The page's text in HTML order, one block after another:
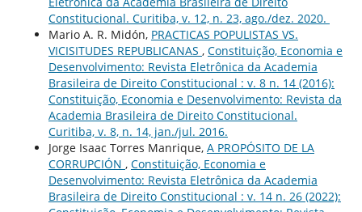
Constitucional. Curitiba, v. 12, n. 23, ago./dez. 2020.
Mario A. R. Midón, PRACTICAS POPULISTAS VS.
VICISITUDES REPUBLICANAS , Constituição, Economia e
Desenvolvimento: Revista Eletrônica da Academia
Brasileira de Direito Constitucional : v. 8 n. 14 (2016):
Constituição, Economia e Desenvolvimento: Revista da
Academia Brasileira de Direito Constitucional.
Curitiba, v. 8, n. 14, jan./jul. 2016.
Jorge Isaac Torres Manrique, A PROPÓSITO DE LA
CORRUPCIÓN , Constituição, Economia e
Desenvolvimento: Revista Eletrônica da Academia
Brasileira de Direito Constitucional : v. 14 n. 26 (2022):